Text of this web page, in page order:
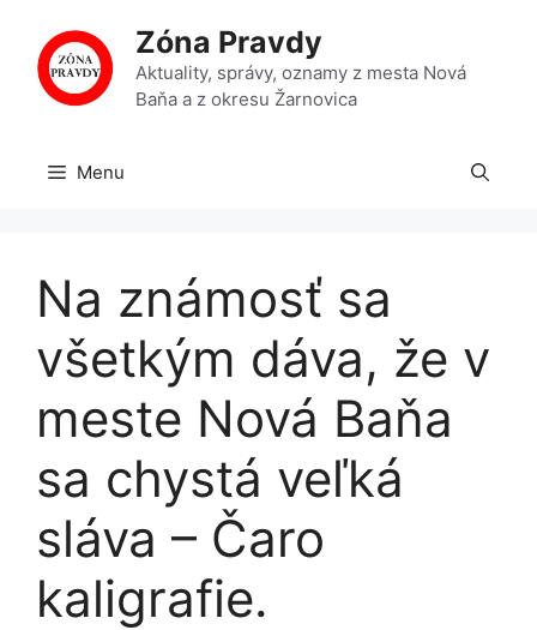
obsah
Zóna Pravdy
Aktuality, správy, oznamy z mesta Nová
Baňa a z okresu Žarnovica
Menu
Na známosť sa
všetkým dáva, že v
meste Nová Baňa
sa chystá veľká
sláva – Čaro
kaligrafie.